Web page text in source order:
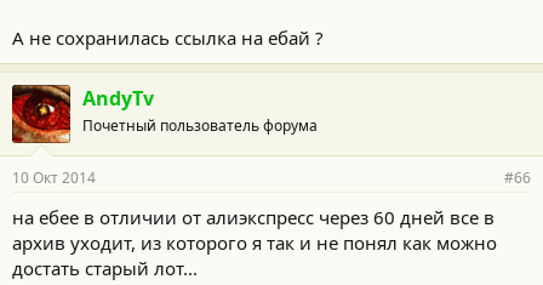
А не сохранилась ссылка на ебай ?
AndyTv
Почетный пользователь форума
10 Окт 2014 #66
на ебее в отличии от алиэкспресс через 60 дней все в
архив уходит, из которого я так и не понял как можно
достать старый лот...